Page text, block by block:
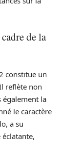
de la
constitue un
reflète non
également la
le caractère
a su